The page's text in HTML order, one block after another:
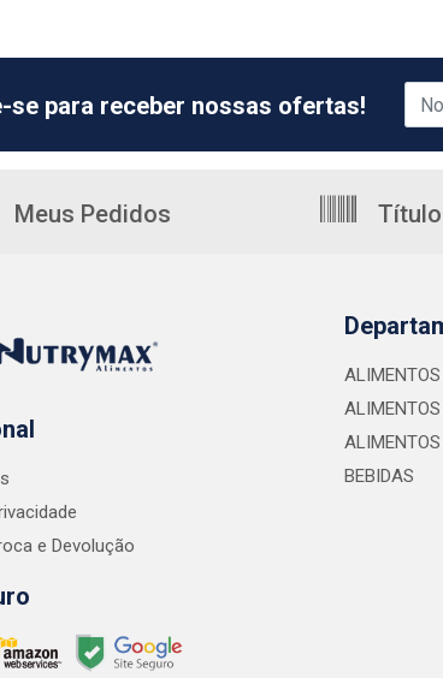
se para receber nossas ofertas!
Meus Pedidos
e Devolução
ALIMENTOS
ALIMENTOS
BEBIDAS